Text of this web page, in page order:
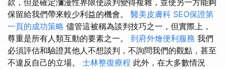
款，但是確定瀰漫性界限使談判變得複雜，並使另一方能夠
保留給我們帶來較少利益的機會。 醫美皮膚科 SEO保證第
一頁的成功策略 儘管這被稱為談判技巧之一，但實際上，
尊重是所有人類互動的要素之一。 到府外燴便利服務 我們
必須評估和驗證其他人不想談判，不詢問我們的觀點，甚至
不違反自己的立場。 士林整復療程 此外，在大多數情況